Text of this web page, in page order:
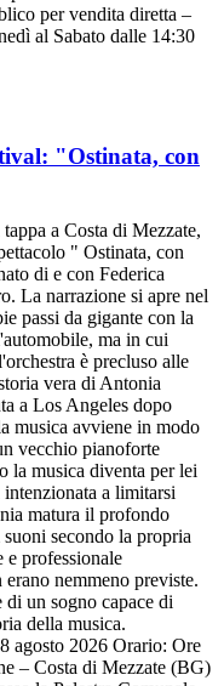
per vendita diretta –
al Sabato dalle 14:30
"Ostinata, con
a Costa di Mezzate,
" Ostinata, con
di e con Federica
La narrazione si apre nel
passi da gigante con la
ma in cui
è precluso alle
vera di Antonia
a Los Angeles dopo
musica avviene in modo
vecchio pianoforte
la musica diventa per lei
a limitarsi
matura il profondo
secondo la propria
e professionale
nemmeno previste.
un sogno capace di
della musica.
agosto 2026 Orario: Ore
– Costa di Mezzate (BG)